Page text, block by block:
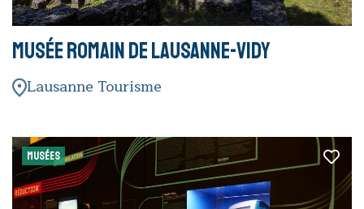
Musée romain de Lausanne-Vidy
Lausanne Tourisme
MUSÉES